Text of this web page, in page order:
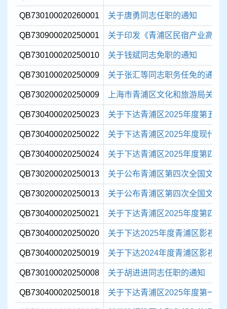
QB730100020260001 关于唐勇同志任职的通知
QB730900020250001 关于印发《青浦区民宿产业高质
QB730100020250010 关于钱斌同志免职的通知
QB730100020250009 关于张汇等同志职务任免的通知
QB730200020250009 上海市青浦区文化和旅游局关于
QB730400020250023 关于下达青浦区2025年度第五批
QB730400020250022 关于下达青浦区2025年度现代
QB730400020250024 关于下达青浦区2025年度第四
QB730200020250013 关于公布青浦区第四次全国文物
QB730200020250013 关于公布青浦区第四次全国文物
QB730400020250021 关于下达青浦区2025年度第四批
QB730400020250020 关于下达2025年度青浦区影视产
QB730400020250019 关于下达2024年度青浦区影视产
QB730100020250008 关于胡进进同志任职的通知
QB730400020250018 关于下达青浦区2025年度第一